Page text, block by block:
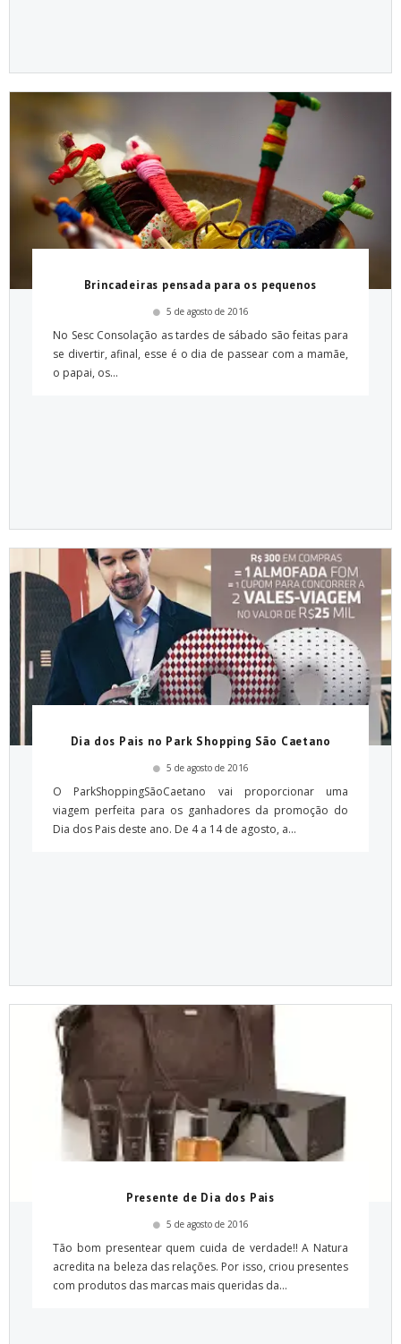
Brincadeiras pensada para os pequenos
5 de agosto de 2016
No Sesc Consolação as tardes de sábado são feitas para
se divertir, afinal, esse é o dia de passear com a mamãe,
o papai, os...
Dia dos Pais no Park Shopping São Caetano
5 de agosto de 2016
O ParkShoppingSãoCaetano vai proporcionar uma
viagem perfeita para os ganhadores da promoção do
Dia dos Pais deste ano. De 4 a 14 de agosto, a...
Presente de Dia dos Pais
5 de agosto de 2016
Tão bom presentear quem cuida de verdade!! A Natura
acredita na beleza das relações. Por isso, criou presentes
com produtos das marcas mais queridas da...